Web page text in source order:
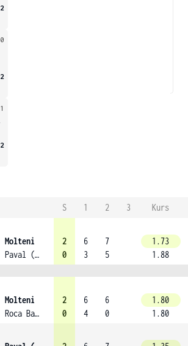
2
0
2
1
2
S 1 2 3
Kurs
Molteni
Paval (3)
2
0
6
3
7
5
1.73
1.88
Molteni
Roca Batalla
2
0
6
4
6
0
1.80
1.80